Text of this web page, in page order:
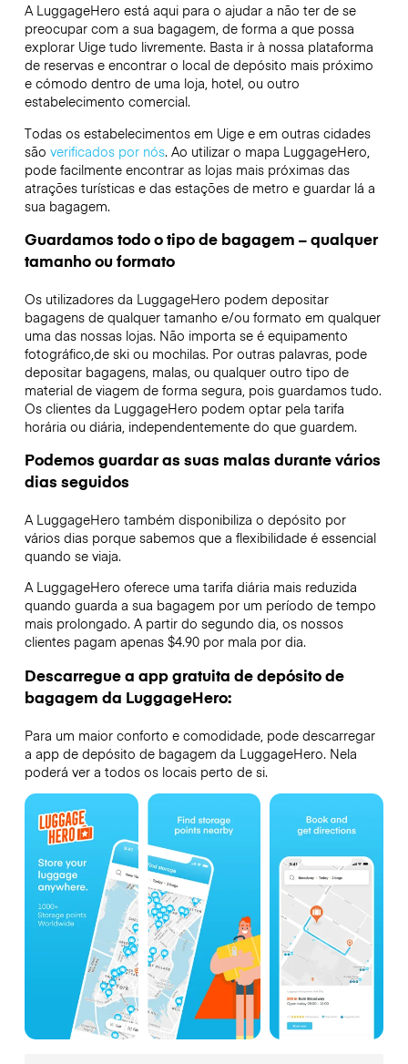
A LuggageHero está aqui para o ajudar a não ter de se
preocupar com a sua bagagem, de forma a que possa
explorar Uige tudo livremente. Basta ir à nossa plataforma
de reservas e encontrar o local de depósito mais próximo
e cómodo dentro de uma loja, hotel, ou outro
estabelecimento comercial.
Todas os estabelecimentos em Uige e em outras cidades
são verificados por nós. Ao utilizar o mapa LuggageHero,
pode facilmente encontrar as lojas mais próximas das
atrações turísticas e das estações de metro e guardar lá a
sua bagagem.
Guardamos todo o tipo de bagagem – qualquer
tamanho ou formato
Os utilizadores da LuggageHero podem depositar
bagagens de qualquer tamanho e/ou formato em qualquer
uma das nossas lojas. Não importa se é equipamento
fotográfico,de ski ou mochilas. Por outras palavras, pode
depositar bagagens, malas, ou qualquer outro tipo de
material de viagem de forma segura, pois guardamos tudo.
Os clientes da LuggageHero podem optar pela tarifa
horária ou diária, independentemente do que guardem.
Podemos guardar as suas malas durante vários
dias seguidos
A LuggageHero também disponibiliza o depósito por
vários dias porque sabemos que a flexibilidade é essencial
quando se viaja.
A LuggageHero oferece uma tarifa diária mais reduzida
quando guarda a sua bagagem por um período de tempo
mais prolongado. A partir do segundo dia, os nossos
clientes pagam apenas $4.90 por mala por dia.
Descarregue a app gratuita de depósito de
bagagem da LuggageHero:
Para um maior conforto e comodidade, pode descarregar
a app de depósito de bagagem da LuggageHero. Nela
poderá ver a todos os locais perto de si.